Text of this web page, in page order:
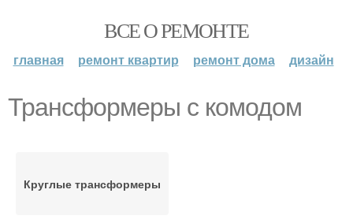
ВСЕ О РЕМОНТЕ
главная ремонт квартир ремонт дома дизайн
Трансформеры с комодом
Круглые трансформеры